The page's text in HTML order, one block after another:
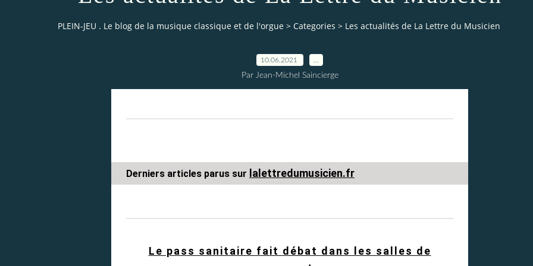
PLEIN-JEU . Le blog de la musique classique et de l'orgue > Categories > Les actualités de La Lettre du Musicien
10.06.2021
Par Jean-Michel Saincierge
Derniers articles parus sur lalettredumusicien.fr
Le pass sanitaire fait débat dans les salles de